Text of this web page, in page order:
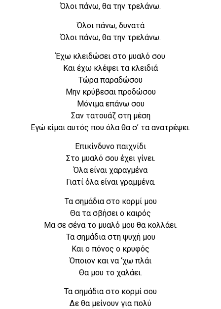
Όλοι πάνω, θα την τρελάνω.
Όλοι πάνω, δυνατά
Όλοι πάνω, θα την τρελάνω.
Έχω κλειδώσει στο μυαλό σου
Και έχω κλέψει τα κλειδιά
Τώρα παραδώσου
Μην κρύβεσαι προδώσου
Μόνιμα επάνω σου
Σαν τατουάζ στη μέση
Εγώ είμαι αυτός που όλα θα σ’ τα ανατρέψει.
Επικίνδυνο παιχνίδι
Στο μυαλό σου έχει γίνει.
Όλα είναι χαραγμένα
Γιατί όλα είναι γραμμένα.
Τα σημάδια στο κορμί μου
Θα τα σβήσει ο καιρός
Μα σε σένα το μυαλό μου θα κολλάει.
Τα σημάδια στη ψυχή μου
Και ο πόνος ο κρυφός
Όποιον και να ‘χω πλάι
Θα μου το χαλάει.
Τα σημάδια στο κορμί σου
Δε θα μείνουν για πολύ